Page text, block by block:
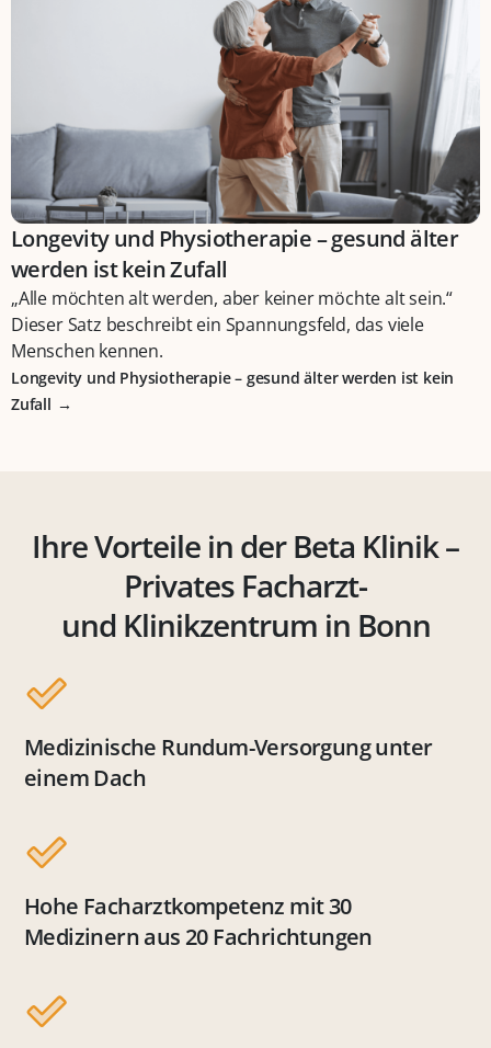
Longevity und Physiotherapie – gesund älter
werden ist kein Zufall
„Alle möchten alt werden, aber keiner möchte alt sein.“
Dieser Satz beschreibt ein Spannungsfeld, das viele
Menschen kennen.
Longevity und Physiotherapie – gesund älter werden ist kein
Zufall
Ihre Vorteile in der Beta Klinik –
Privates Facharzt-
und Klinikzentrum in Bonn
Medizinische Rundum-Versorgung unter
einem Dach
Hohe Facharztkompetenz mit 30
Medizinern aus 20 Fachrichtungen